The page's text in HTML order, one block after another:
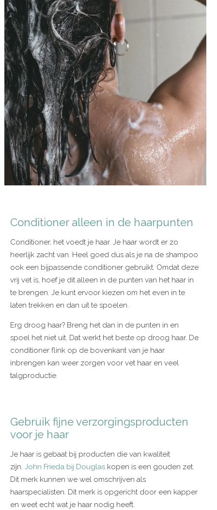
Conditioner alleen in de haarpunten
Conditioner, het voedt je haar. Je haar wordt er zo
heerlijk zacht van. Heel goed dus als je na de shampoo
ook een bijpassende conditioner gebruikt. Omdat deze
vrij vet is, hoef je dit alleen in de punten van het haar in
te brengen. Je kunt ervoor kiezen om het even in te
laten trekken en dan uit te spoelen.
Erg droog haar? Breng het dan in de punten in en
spoel het niet uit. Dat werkt het beste op droog haar. De
conditioner flink op de bovenkant van je haar
inbrengen kan weer zorgen voor vet haar en veel
talgproductie.
Gebruik fijne verzorgingsproducten
voor je haar
Je haar is gebaat bij producten die van kwaliteit
zijn.John Frieda bij Douglas kopen is een gouden zet.
Dit merk kunnen we wel omschrijven als
haarspecialisten. Dit merk is opgericht door een kapper
en weet echt wat je haar nodig heeft.